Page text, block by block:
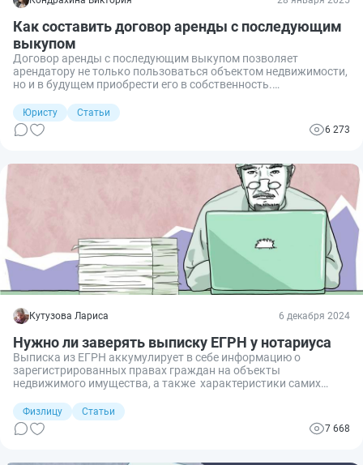
Как составить договор аренды с последующим
выкупом
Договор аренды с последующим выкупом позволяет
арендатору не только пользоваться объектом недвижимости,
но и в будущем приобрести его в собственность.
как его правильно оформить.
Юристу
Статьи
6 273
Кутузова Лариса 6 декабря 2024
Нужно ли заверять выписку ЕГРН у нотариуса
Выписка из ЕГРН аккумулирует в себе информацию о
зарегистрированных правах граждан на объекты
недвижимого имущества, а также характеристики самих
ограничениях (обременениях) и пр. Расскажу о способах
получения документа, и нужна ли на нем подпись нотариуса?
Физлицу
Статьи
7 668